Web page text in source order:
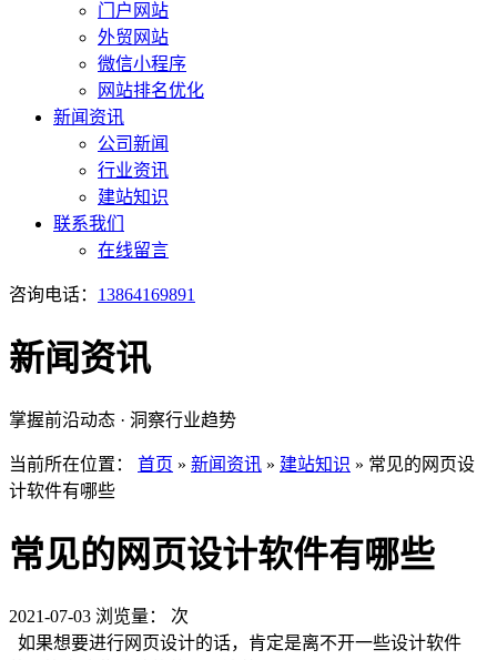
门户网站
外贸网站
微信小程序
网站排名优化
新闻资讯
公司新闻
行业资讯
建站知识
联系我们
在线留言
咨询电话： 13864169891
新闻资讯
掌握前沿动态 · 洞察行业趋势
当前所在位置： 首页 » 新闻资讯 » 建站知识 » 常见的网页设
计软件有哪些
常见的网页设计软件有哪些
2021-07-03 浏览量：
次
如果想要进行网页设计的话，肯定是离不开一些设计软件